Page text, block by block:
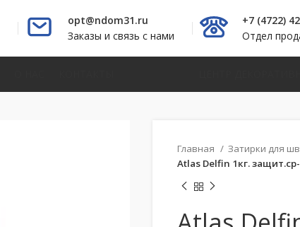
opt@ndom31.ru
Заказы и связь с нами
+7 (4722)
Отдел
Главная
Затирки для
Atlas Delfin 1кг.